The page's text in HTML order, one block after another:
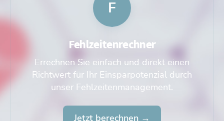
F
Fehlzeitenrechner
Errechnen Sie einfach und direkt einen
Richtwert für Ihr Einsparpotenzial durch
unser Fehlzeitenmanagement.
Jetzt berechnen →